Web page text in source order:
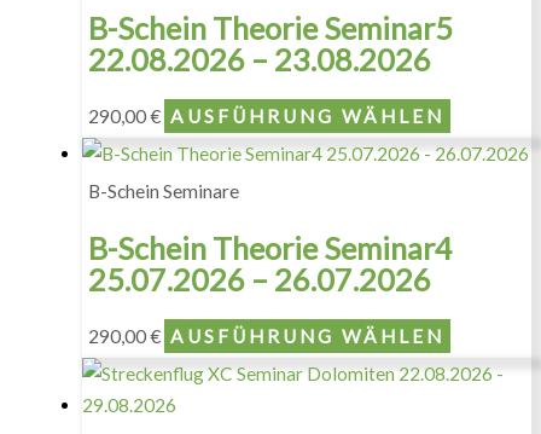
B-Schein Theorie Seminar5
22.08.2026 – 23.08.2026
290,00€ AUSFÜHRUNG WÄHLEN
B-Schein Seminare
B-Schein Theorie Seminar4
25.07.2026 – 26.07.2026
290,00€ AUSFÜHRUNG WÄHLEN